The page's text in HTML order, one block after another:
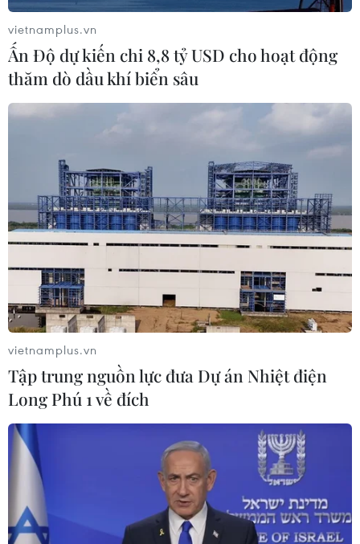
#bản quyền #công nghiệp văn hóa
#thông tin điện tử
#thông tin đối ngoại
Theo dõi VietnamPlus
ChatGPT bị kiện vi phạm bản quyền trí
vietnamplus.vn
Ấn Độ dự kiến chi 8,8 tỷ USD cho hoạt động
thăm dò dầu khí biển sâu
vietnamplus.vn
Tập trung nguồn lực đưa Dự án Nhiệt điện
Long Phú 1 về đích